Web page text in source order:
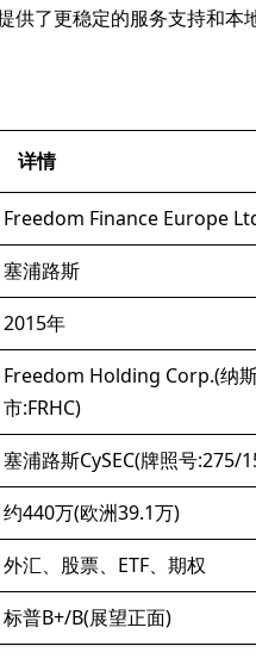
了更稳定的服务支持和本
详情
Freedom Finance Europe
塞浦路斯
2015年
Freedom Holding Corp.(纳
市:FRHC)
塞浦路斯CySEC(牌照号:275/
约440万(欧洲39.1万)
外汇、股票、ETF、期权
标普B+/B(展望正面)